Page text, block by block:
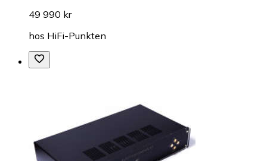
49 990 kr
hos HiFi-Punkten